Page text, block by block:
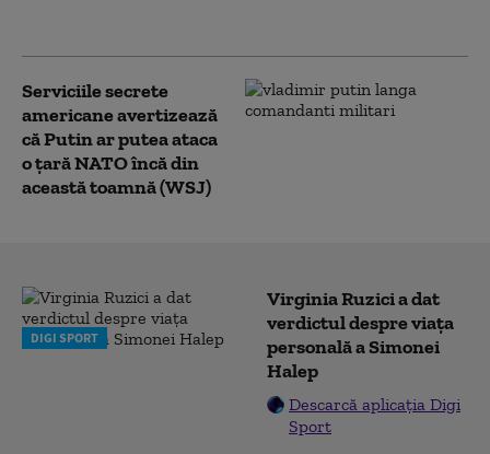
Serviciile secrete
americane avertizează
că Putin ar putea ataca
o țară NATO încă din
această toamnă (WSJ)
DIGI SPORT
Virginia Ruzici a dat
verdictul despre viața
personală a Simonei
Halep
Descarcă aplicația Digi
Sport